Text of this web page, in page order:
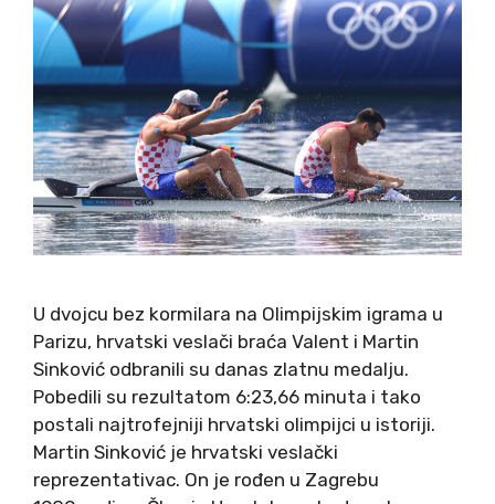
U dvojcu bez kormilara na Olimpijskim igrama u
Parizu, hrvatski veslači braća Valent i Martin
Sinković odbranili su danas zlatnu medalju.
Pobedili su rezultatom 6:23,66 minuta i tako
postali najtrofejniji hrvatski olimpijci u istoriji.
Martin Sinković je hrvatski veslački
reprezentativac. On je rođen u Zagrebu